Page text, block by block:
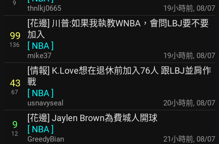
9
thnlkj0665 19小時前, 08/07
99
136
[花邊] 川普:如果我執教WNBA，會問LBJ要不要
加入
[ NBA ]
mike37 19小時前, 08/07
43
67
[情報] K.Love想在退休前加入76人 跟LBJ並肩作
戰
[ NBA ]
usnavyseal 20小時前, 08/07
9
12
[花邊] Jaylen Brown為費城人開球
[ NBA ]
GreedyBian 21小時前, 08/07